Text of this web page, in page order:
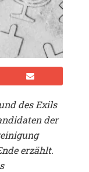
des Exils
der
erzählt.